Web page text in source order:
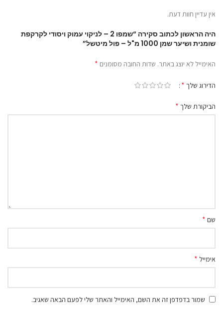
אין עדיין חוות דעת.
היה הראשון לכתוב סקירה “שמפו 2 – לניקוי עמוק ויסודי לקרקפת
שומנית ושיער שמן 1000 מ"ל – פול מיטשל”
האימייל לא יוצג באתר. שדות החובה מסומנים *
הדירוג שלך *
הביקורת שלך *
שם *
אימייל *
שמור בדפדפן זה את השם, האימייל והאתר שלי לפעם הבאה שאגיב.